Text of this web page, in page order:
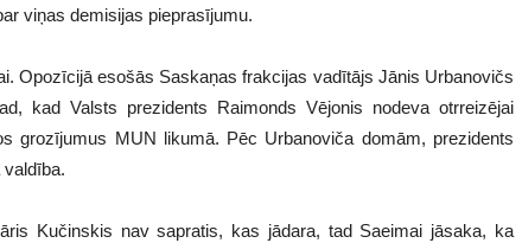
viņas demisijas pieprasījumu.
Opozīcijā esošās Saskaņas frakcijas vadītājs Jānis Urbanovičs
kad Valsts prezidents Raimonds Vējonis nodeva otrreizējai
grozījumus MUN likumā. Pēc Urbanoviča domām, prezidents
valdība.
Kučinskis nav sapratis, kas jādara, tad Saeimai jāsaka, ka